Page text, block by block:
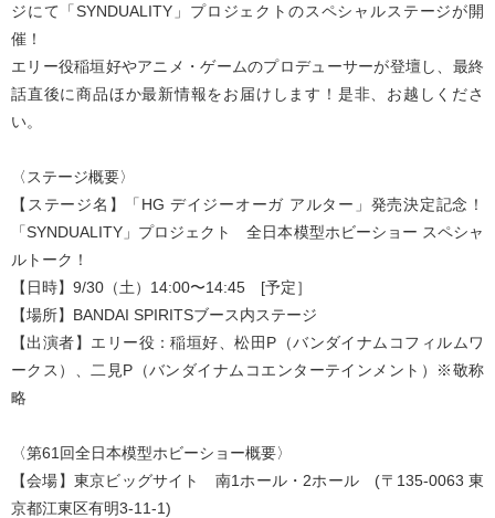
ジにて「SYNDUALITY」プロジェクトのスペシャルステージが開
催！
エリー役稲垣好やアニメ・ゲームのプロデューサーが登壇し、最終
話直後に商品ほか最新情報をお届けします！是非、お越しくださ
い。
〈ステージ概要〉
【ステージ名】「HG デイジーオーガ アルター」発売決定記念！
「SYNDUALITY」プロジェクト 全日本模型ホビーショー スペシャ
ルトーク！
【日時】9/30（土）14:00〜14:45 [予定］
【場所】BANDAI SPIRITSブース内ステージ
【出演者】エリー役：稲垣好、松田P（バンダイナムコフィルムワ
ークス）、二見P（バンダイナムコエンターテインメント）※敬称
略
〈第61回全日本模型ホビーショー概要〉
【会場】東京ビッグサイト 南1ホール・2ホール (〒135-0063 東
京都江東区有明3-11-1)